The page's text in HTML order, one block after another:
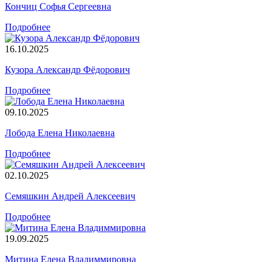
Кончиц Софья Сергеевна
Подробнее
16.10.2025
Кузора Александр Фёдорович
Подробнее
09.10.2025
Лобода Елена Николаевна
Подробнее
02.10.2025
Семяшкин Андрей Алексеевич
Подробнее
19.09.2025
Митина Елена Владиммировна